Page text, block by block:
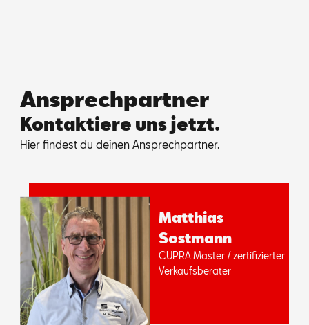
Ansprechpartner
Kontaktiere uns jetzt.
Hier fin­dest du dei­nen An­sprech­part­ner.
Mat­thi­as
Sost­mann
CUP­RA Mas­ter / zer­ti­fi­zier­ter
Ver­kaufs­be­ra­ter